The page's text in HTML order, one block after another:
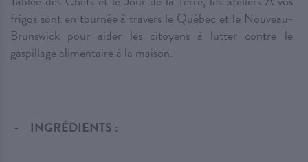
frigos sont en tournée à travers le Québec et le Nouveau-
Brunswick pour aider les citoyens à lutter contre le
gaspillage alimentaire à la maison.
INGRÉDIENTS :